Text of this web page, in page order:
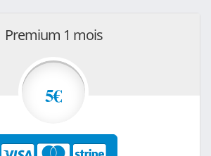
Premium 1 mois
5€